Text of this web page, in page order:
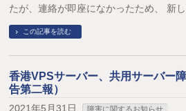
たが、連絡が即座になかったため、 新
この記事を読む
香港VPSサーバー、共用サーバー
告第二報）
2021年5月31日 障害に関するお知らせ